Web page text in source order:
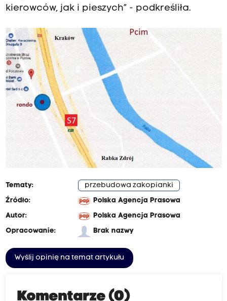
kierowców, jak i pieszych” - podkreśliła.
Tematy:
przebudowa zakopianki
Źródło:
Polska Agencja Prasowa
Autor:
Polska Agencja Prasowa
Opracowanie:
Brak nazwy
Wyślij opinię na temat artykułu
Komentarze (0)